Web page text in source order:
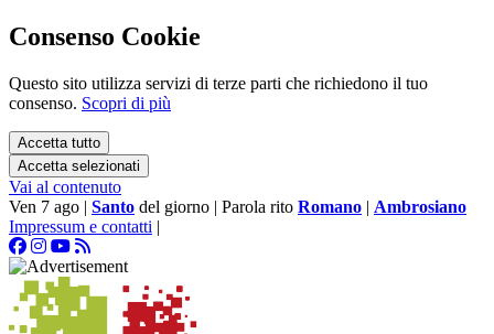
Consenso Cookie
Questo sito utilizza servizi di terze parti che richiedono il tuo
consenso. Scopri di più
Accetta tutto
Accetta selezionati
Vai al contenuto
Ven 7 ago | Santo del giorno | Parola rito Romano | Ambrosiano
Impressum e contatti |